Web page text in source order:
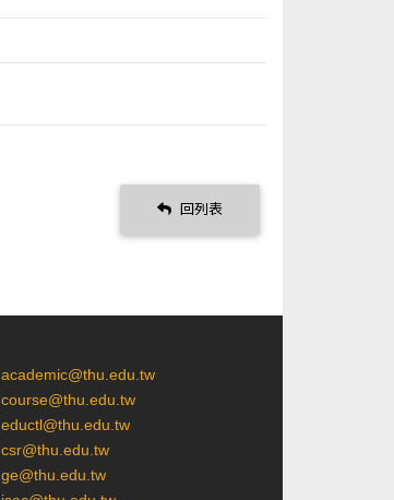
回列表
academic@thu.edu.tw
course@thu.edu.tw
eductl@thu.edu.tw
csr@thu.edu.tw
ge@thu.edu.tw